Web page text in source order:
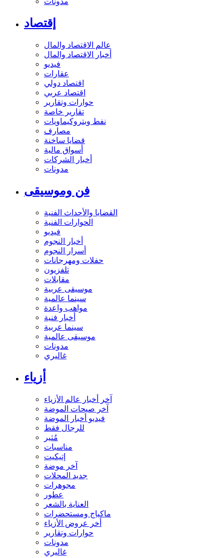
إقتصاد
عالم الاقتصاد والمال
أخبار الاقتصاد والمال
فيديو
عقارات
اقتصاد دولي
اقتصاد عربي
حوارات وتقارير
تقارير خاصة
نفط وبتروكيماويات
مصارف
قضايا ساخنة
أسواق مالية
أخبار الشركات
مدونات
فن وموسيقى
القضايا والأحداث الفنية
الحوارات الفنية
فيديو
أخبار النجوم
أسرار النجوم
حفلات ومهرجانات
تلفزيون
مقابلات
موسيقى عربية
سينما عالمية
مواهب واعدة
أخبار فنية
سينما عربية
موسيقى عالمية
مدونات
غاليري
أزياء
آخر أخبار عالم الأزياء
آخر صيحات الموضة
فيديو أخبار الموضة
للرجال فقط
مُثير
مناسبات
إتيكيت
آخر موضة
جديد المحلات
مجوهرات
عطور
العناية بالشعر
ماكياج ومستحضرات
أخر عروض الأزياء
حوارات وتقارير
مدونات
غاليري